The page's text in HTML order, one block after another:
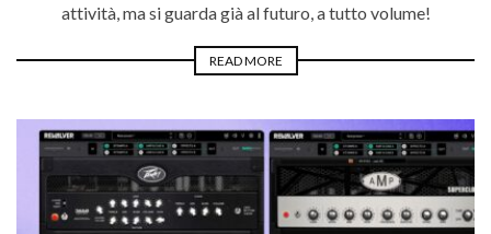
attività, ma si guarda già al futuro, a tutto volume!
READ MORE